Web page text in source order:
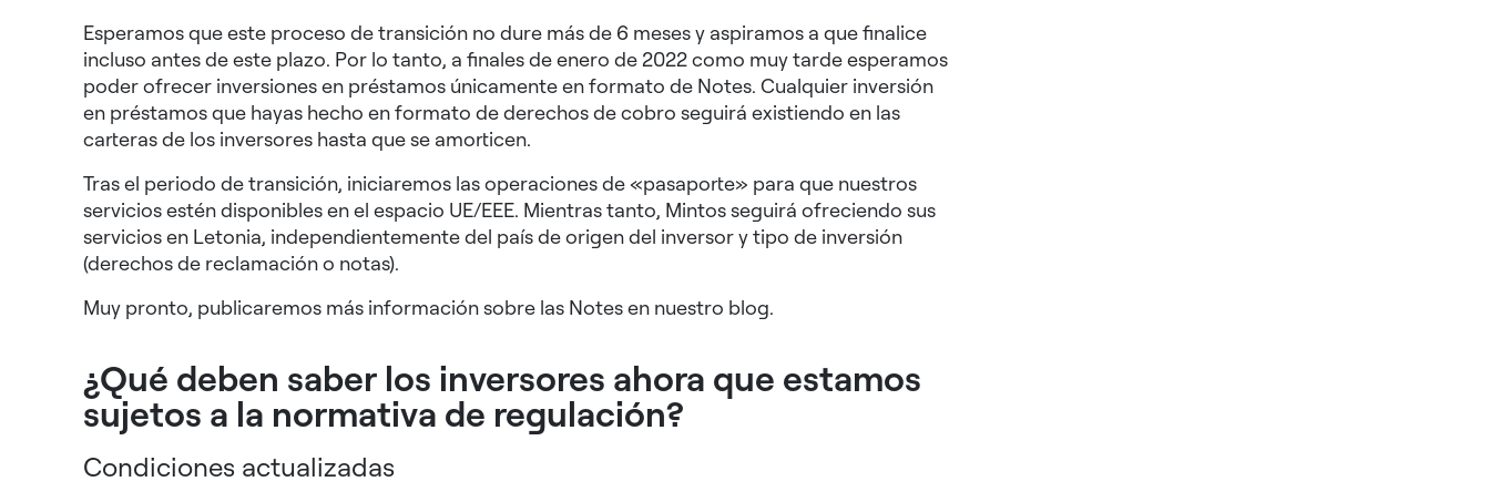
Esperamos que este proceso de transición no dure más de 6 meses y aspiramos a que finalice
incluso antes de este plazo. Por lo tanto, a finales de enero de 2022 como muy tarde esperamos
poder ofrecer inversiones en préstamos únicamente en formato de Notes. Cualquier inversión
en préstamos que hayas hecho en formato de derechos de cobro seguirá existiendo en las
carteras de los inversores hasta que se amorticen.
Tras el periodo de transición, iniciaremos las operaciones de «pasaporte» para que nuestros
servicios estén disponibles en el espacio UE/EEE. Mientras tanto, Mintos seguirá ofreciendo sus
servicios en Letonia, independientemente del país de origen del inversor y tipo de inversión
(derechos de reclamación o notas).
Muy pronto, publicaremos más información sobre las Notes en nuestro blog.
¿Qué deben saber los inversores ahora que estamos
sujetos a la normativa de regulación?
Condiciones actualizadas